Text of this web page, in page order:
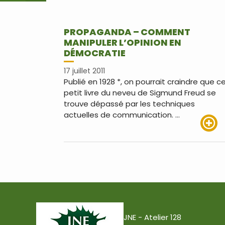
PROPAGANDA – COMMENT
MANIPULER L’OPINION EN
DÉMOCRATIE
17 juillet 2011
Publié en 1928 *, on pourrait craindre que
petit livre du neveu de Sigmund Freud se
trouve dépassé par les techniques
actuelles de communication. …
JNE - Atelier 128